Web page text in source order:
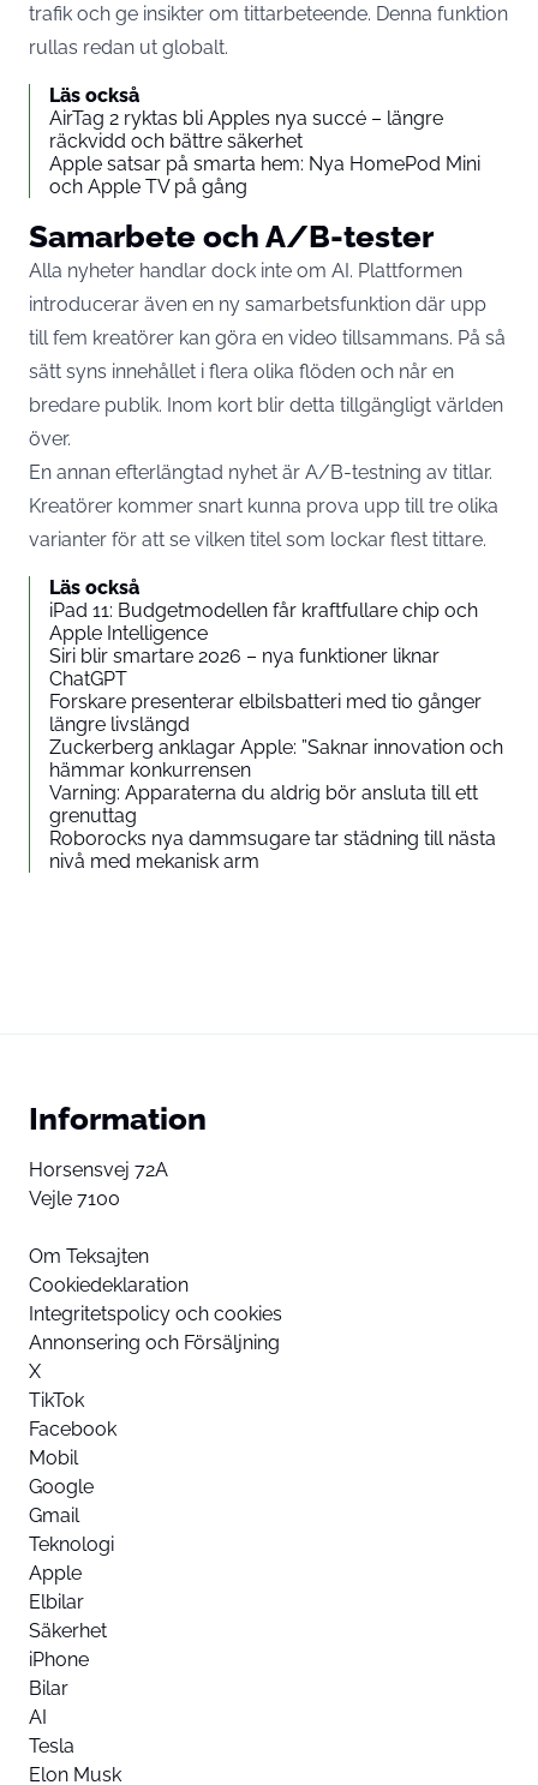
trafik och ge insikter om tittarbeteende. Denna funktion
rullas redan ut globalt.
Läs också
AirTag 2 ryktas bli Apples nya succé – längre
räckvidd och bättre säkerhet
Apple satsar på smarta hem: Nya HomePod Mini
och Apple TV på gång
Samarbete och A/B-tester
Alla nyheter handlar dock inte om AI. Plattformen
introducerar även en ny samarbetsfunktion där upp
till fem kreatörer kan göra en video tillsammans. På så
sätt syns innehållet i flera olika flöden och når en
bredare publik. Inom kort blir detta tillgängligt världen
över.
En annan efterlängtad nyhet är A/B-testning av titlar.
Kreatörer kommer snart kunna prova upp till tre olika
varianter för att se vilken titel som lockar flest tittare.
Läs också
iPad 11: Budgetmodellen får kraftfullare chip och
Apple Intelligence
Siri blir smartare 2026 – nya funktioner liknar
ChatGPT
Forskare presenterar elbilsbatteri med tio gånger
längre livslängd
Zuckerberg anklagar Apple: ”Saknar innovation och
hämmar konkurrensen
Varning: Apparaterna du aldrig bör ansluta till ett
grenuttag
Roborocks nya dammsugare tar städning till nästa
nivå med mekanisk arm
Information
Horsensvej 72A
Vejle 7100
Om Teksajten
Cookiedeklaration
Integritetspolicy och cookies
Annonsering och Försäljning
X
TikTok
Facebook
Mobil
Google
Gmail
Teknologi
Apple
Elbilar
Säkerhet
iPhone
Bilar
AI
Tesla
Elon Musk